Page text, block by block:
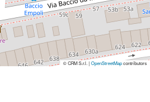
© CRM S.r.l. |OpenStreetMapcontributors
© CRM S.r.l. |OpenStreetMapcontributors